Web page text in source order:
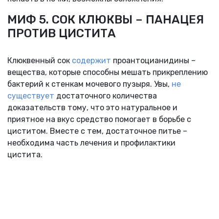
МИФ 5. СОК КЛЮКВЫ – ПАНАЦЕЯ
ПРОТИВ ЦИСТИТА
Клюквенный сок содержит проантоцианидины –
вещества, которые способны мешать прикреплению
бактерий к стенкам мочевого пузыря. Увы, не
существует достаточного количества
доказательств тому, что это натуральное и
приятное на вкус средство помогает в борьбе с
циститом. Вместе с тем, достаточное питье –
необходима часть лечения и профилактики
цистита.